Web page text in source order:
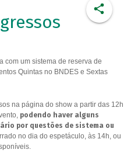
com um sistema de reserva de
Quintas no BNDES e Sextas
na página do show a partir das 12h
podendo haver alguns
por questões de sistema ou
no dia do espetáculo, às 14h, ou